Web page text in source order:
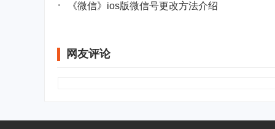
《微信》ios版微信号更改方法介绍
网友评论